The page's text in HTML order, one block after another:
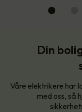
Din
Våre elektrikere har
med oss, så